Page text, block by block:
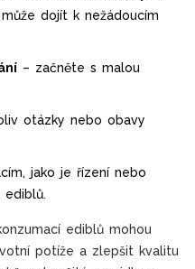
dojít k nežádoucím
– začněte s malou
otázky nebo obavy
jako je řízení nebo
ediblů.
ediblů mohou
potíže a zlepšit kvalitu